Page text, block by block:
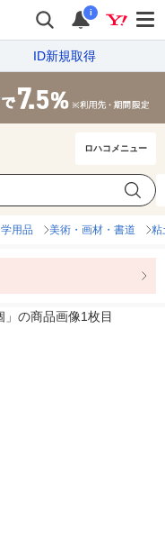
i
ID新規取得
ロハコメニュー
学用品 美術・画材・書道 粘